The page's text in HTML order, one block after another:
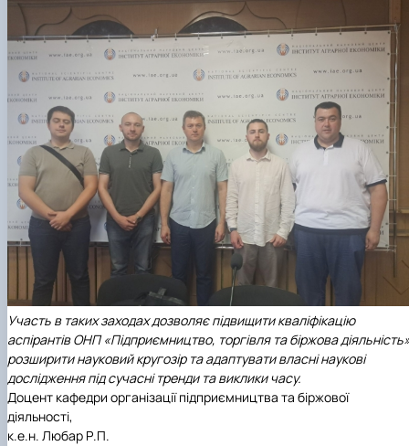
Участь в таких заходах дозволяє підвищити кваліфікацію
аспірантів ОНП «Підприємництво, торгівля та біржова
розширити науковий кругозір та адаптувати власні наукові
дослідження під сучасні тренди та виклики часу.
Доцент кафедри організації підприємництва та біржової
діяльності,
к.е.н. Любар Р.П.